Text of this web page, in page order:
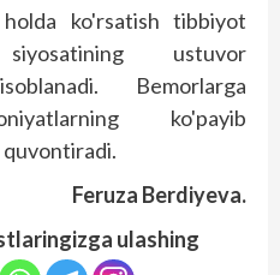
ko'rsatish tibbiyot
ustuvor
Bemorlarga
ko'payib
Feruza Berdiyeva.
ulashing